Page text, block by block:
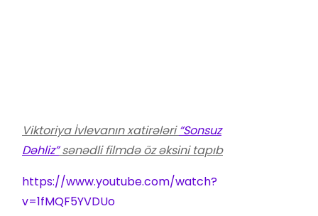
Viktoriya İvlevanın xatirələri“Sonsuz
Dəhliz”sənədli filmdə öz əksini tapıb
https://www.youtube.com/watch?
v=1fMQF5YVDUo